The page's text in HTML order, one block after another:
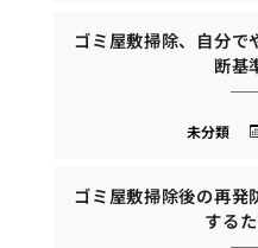
ゴミ屋敷掃除、自分で
断基
未分類
ゴミ屋敷掃除後の再発
する